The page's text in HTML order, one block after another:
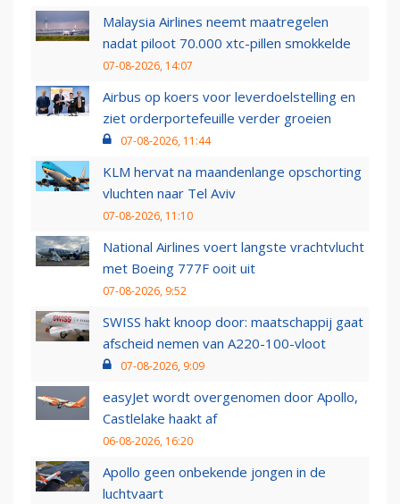
Malaysia Airlines neemt maatregelen
nadat piloot 70.000 xtc-pillen smokkelde
07-08-2026, 14:07
Airbus op koers voor leverdoelstelling en
ziet orderportefeuille verder groeien
07-08-2026, 11:44
KLM hervat na maandenlange opschorting
vluchten naar Tel Aviv
07-08-2026, 11:10
National Airlines voert langste vrachtvlucht
met Boeing 777F ooit uit
07-08-2026, 9:52
SWISS hakt knoop door: maatschappij gaat
afscheid nemen van A220-100-vloot
07-08-2026, 9:09
easyJet wordt overgenomen door Apollo,
Castlelake haakt af
06-08-2026, 16:20
Apollo geen onbekende jongen in de
luchtvaart